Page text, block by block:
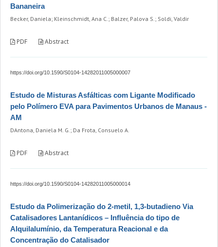
Bananeira
Becker, Daniela; Kleinschmidt, Ana C.; Balzer, Palova S.; Soldi, Valdir
PDF Abstract
https://doi.org/10.1590/S0104-14282011005000007
Estudo de Misturas Asfálticas com Ligante Modificado
pelo Polímero EVA para Pavimentos Urbanos de Manaus -
AM
DAntona, Daniela M. G.; Da Frota, Consuelo A.
PDF Abstract
https://doi.org/10.1590/S0104-14282011005000014
Estudo da Polimerização do 2-metil, 1,3-butadieno Via
Catalisadores Lantanídicos – Influência do tipo de
Alquilalumínio, da Temperatura Reacional e da
Concentração do Catalisador